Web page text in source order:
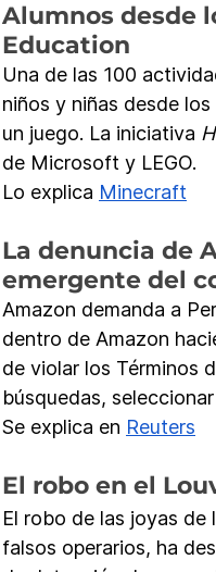
Alumnos desde
Education
Una de las 100
niños y niñas desde
un juego. La iniciativa
de Microsoft y LEGO.
Lo explica Minecraft
La denuncia de
emergente del
Amazon demanda a
dentro de Amazon
de violar los Términos
búsquedas,
Se explica en Reuters
El robo en el
El robo de las joyas
falsos operarios, ha